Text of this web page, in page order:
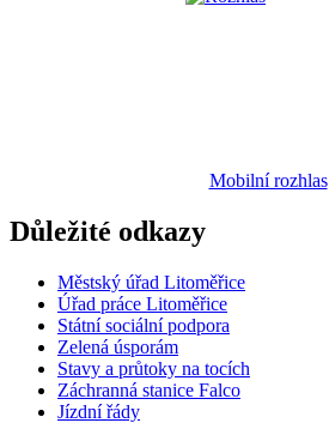
Mobilní rozhlas
Důležité odkazy
Městský úřad Litoměřice
Úřad práce Litoměřice
Státní sociální podpora
Zelená úsporám
Stavy a průtoky na tocích
Záchranná stanice Falco
Jízdní řády